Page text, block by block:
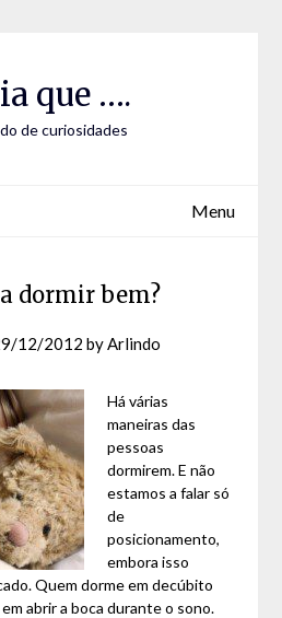
que ….
de curiosidades
Menu
dormir bem?
12/2012 byArlindo
Há várias
maneiras das
pessoas
dormirem. E não
estamos a falar só
de
posicionamento,
embora isso
Quem dorme em decúbito
abrir a boca durante o sono.